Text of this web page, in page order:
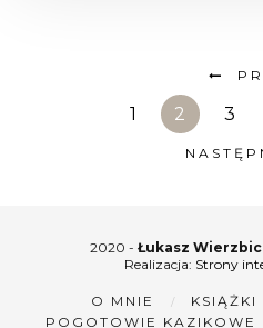
1 2 3
2020 - Łukasz
Realizacja: Strony
O MNIE KSIĄŻKI
POGOTOWIE KAZIKOWE